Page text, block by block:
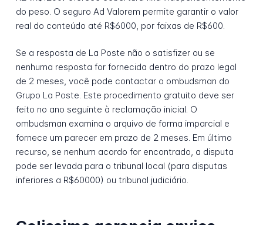
do peso. O seguro Ad Valorem permite garantir o valor
real do conteúdo até R$6000, por faixas de R$600.
Se a resposta de La Poste não o satisfizer ou se
nenhuma resposta for fornecida dentro do prazo legal
de 2 meses, você pode contactar o ombudsman do
Grupo La Poste. Este procedimento gratuito deve ser
feito no ano seguinte à reclamação inicial. O
ombudsman examina o arquivo de forma imparcial e
fornece um parecer em prazo de 2 meses. Em último
recurso, se nenhum acordo for encontrado, a disputa
pode ser levada para o tribunal local (para disputas
inferiores a R$60000) ou tribunal judiciário.